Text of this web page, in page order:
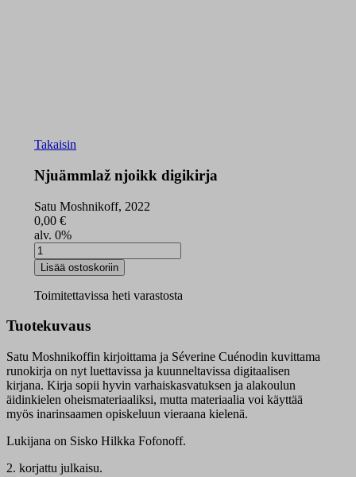
Takaisin
Njuämmlaž njoikk digikirja
Satu Moshnikoff, 2022
0,00 €
alv. 0%
Njuämmlaž
njoikk
digikirja
määrä
Lisää ostoskoriin
Toimitettavissa heti varastosta
Tuotekuvaus
Satu Moshnikoffin kirjoittama ja Séverine Cuénodin kuvittama
runokirja on nyt luettavissa ja kuunneltavissa digitaalisen
kirjana. Kirja sopii hyvin varhaiskasvatuksen ja alakoulun
äidinkielen oheismateriaaliksi, mutta materiaalia voi käyttää
myös inarinsaamen opiskeluun vieraana kielenä.
Lukijana on Sisko Hilkka Fofonoff.
2. korjattu julkaisu.